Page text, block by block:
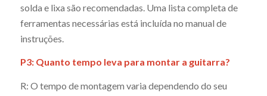
solda e lixa são recomendadas. Uma lista completa de
ferramentas necessárias está incluída no manual de
instruções.
P3: Quanto tempo leva para montar a guitarra?
R: O tempo de montagem varia dependendo do seu